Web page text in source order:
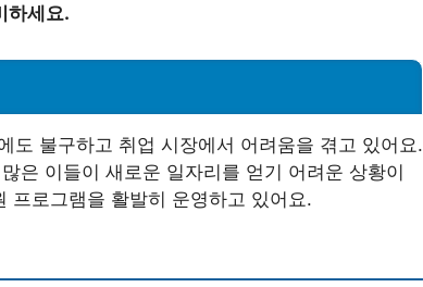
하세요.
도 불구하고 취업 시장에서 어려움을 겪고 있어요.
은 이들이 새로운 일자리를 얻기 어려운 상황이
프로그램을 활발히 운영하고 있어요.